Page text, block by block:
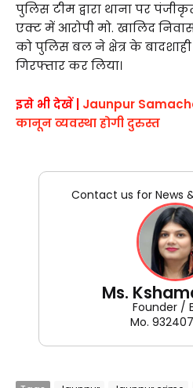
पुलिस टीम द्वारा थाना पर
एक्ट में आरोपी मो. खालिद
को पुलिस बल ने क्षेत्र के
गिरफ्तार कर लिया।
इसे भी देखें | Jaunpur
कानून व्यवस्था होगी दुरुस्त
Contact us for News
Ms.
Founder /
Mo.